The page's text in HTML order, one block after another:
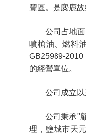
豐區。是麋鹿
公司占地面積
噴槍油、燃料
GB25989-2010
的經營單位。
公司成立以來
公司秉承"顧
理，鹽城市天